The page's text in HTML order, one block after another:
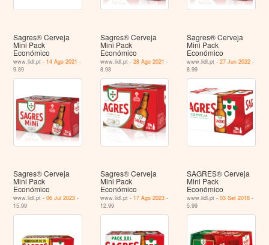
Sagres® Cerveja
Mini Pack
Económico
www.lidl.pt - 14 Ago 2021 -
9.89
Sagres® Cerveja
Mini Pack
Económico
www.lidl.pt - 28 Ago 2021 -
8.98
Sagres® Cerveja
Mini Pack
Económico
www.lidl.pt -27 Jun 2022 -
8.99
Sagres® Cerveja
Mini Pack
Económico
www.lidl.pt -06 Jul 2023 -
15.99
Sagres® Cerveja
Mini Pack
Económico
www.lidl.pt - 17 Ago 2023-
12.99
SAGRES® Cerveja
Mini Pack
Económico
www.lidl.pt -03 Set 2018 -
5.99